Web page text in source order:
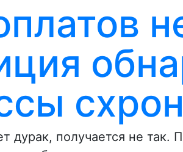
дурак, получается не